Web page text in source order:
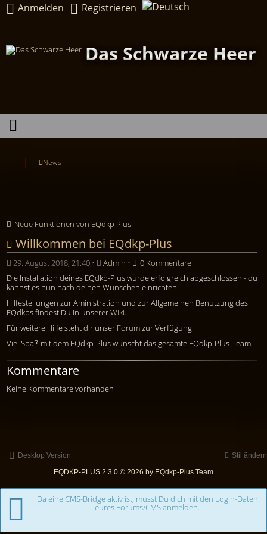
Anmelden Registrieren
Das Schwarze Heer
News
Neue Funktionen von EQdkp Plus
Willkommen bei EQdkp-Plus
29. August 2018, 21:40 • Admin •
0 Kommentare
Die Installation deines EQdkp-Plus wurde erfolgreich abgeschlossen - du
kannst es nun nach deinen Wünschen einrichten.
Hilfestellungen zur Aministration und zur Allgemeinen Benutzung des
EQdkps findest Du in unsererWiki.
Für weitere Hilfe steht dir unser Forumzur Verfügung.
Viel Spaß mit dem EQdkp-Plus wünscht das gesamte EQdkp-Plus-Team!
Kommentare
Keine Kommentare vorhanden
Desktop Version
Stil ändern
EQDKP-PLUS 2.3.0 © 2026 by EQdkp-Plus Team
Da eine CMS-Bridge aktiv ist, musst Du dich mit den Login-Daten
eures Forums/CMS anmelden.